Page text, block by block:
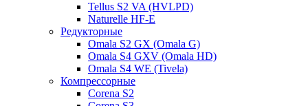
Tellus S2 VA (HVLPD)
Naturelle HF-E
Редукторные
Omala S2 GX (Omala G)
Omala S4 GXV (Omala HD)
Omala S4 WE (Tivela)
Компрессорные
Corena S2